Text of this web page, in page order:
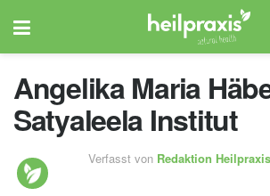
Angelika Maria
Satyaleela Institut
Verfasst von Redaktion